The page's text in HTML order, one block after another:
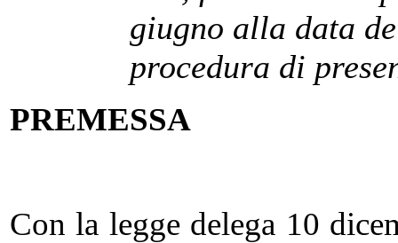
giugno alla data
procedura di
PREMESSA
Con la legge delega 10